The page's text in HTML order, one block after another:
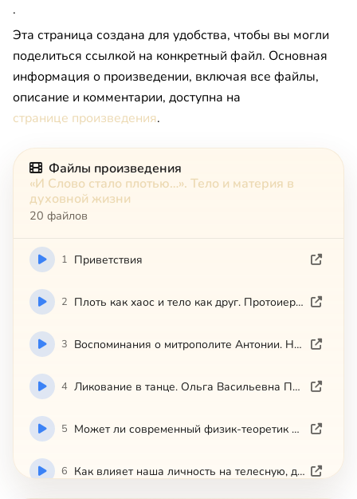
.
Эта страница создана для удобства, чтобы вы могли
поделиться ссылкой на конкретный файл. Основная
информация о произведении, включая все файлы,
описание и комментарии, доступна на
странице произведения.
Файлы произведения
«И Слово стало плотью…». Тело и материя в
духовной жизни
20 файлов
1 Приветствия
2 Плоть как хаос и тело как друг. Протоиерей Сергий Овсянников (Амстердам, Голландия)
3 Воспоминания о митрополите Антонии. Николай фон Шлиппе (Лондон, Великобритания)
4 Ликование в танце. Ольга Васильевна Пшеницына (Москва, Россия)
5 Может ли современный физик-теоретик верить в Бога? Александр Абрамович Белавин (Черноголовка, Россия)
6 Как влияет наша личность на телесную, душевную и духовную составляющую страдающего человека? Фредерика де Грааф (Москва, Россия).